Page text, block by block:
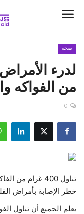
الأخبار
كتّابنا
اقتصاد
رياضة
صحه
من الفواكه
0
تناول 400 غرام
خطر الإصابة بأمراض
يعلم الجميع أن تناول